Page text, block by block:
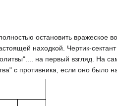
остановить вражеское
находкой. Чертик-
на первый взгляд. На
с противника, если оно было